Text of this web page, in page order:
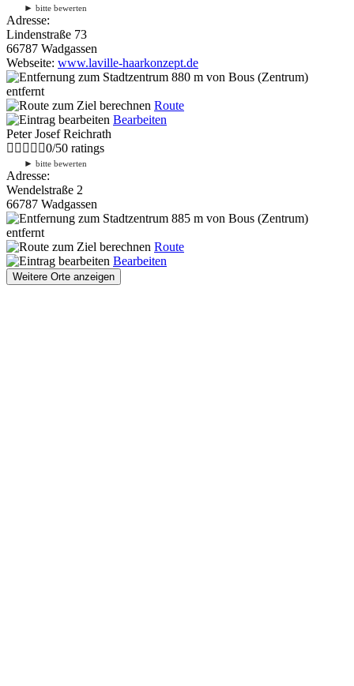
► bitte bewerten
Adresse:
Lindenstraße 73
66787 Wadgassen
Webseite: www.laville-haarkonzept.de
880 m von Bous (Zentrum)
entfernt
Route
Bearbeiten
Peter Josef Reichrath
0/50 ratings
► bitte bewerten
Adresse:
Wendelstraße 2
66787 Wadgassen
885 m von Bous (Zentrum)
entfernt
Route
Bearbeiten
Weitere Orte anzeigen